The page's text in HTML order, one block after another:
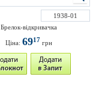
1938-01
Брелок-відкривачка
Ціна: 6917 грн